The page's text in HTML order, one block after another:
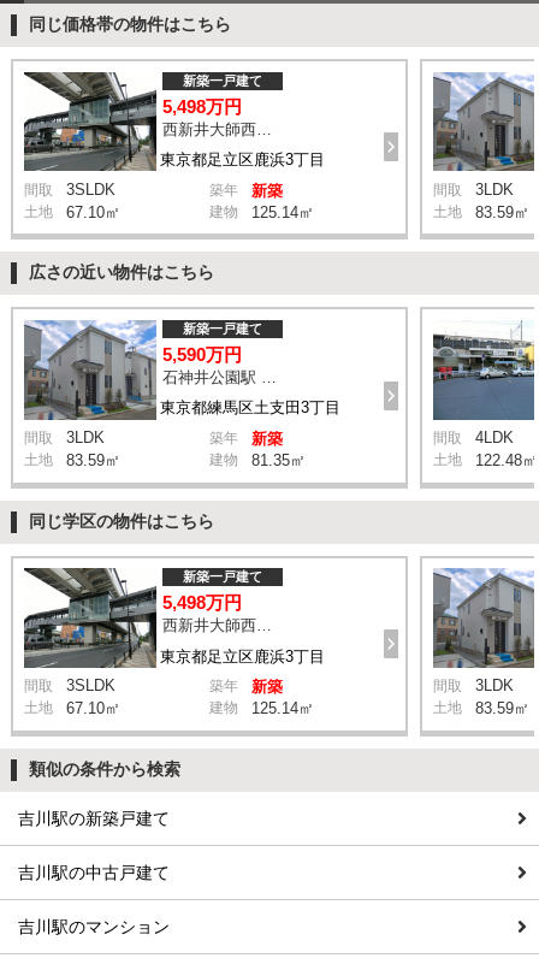
同じ価格帯の物件はこちら
東京都足立区鹿浜3丁目
新築一戸建て
5,498万円
間取 3SLDK 築年 新築
土地 67.10㎡ 建物 125.14㎡
間取 3LDK
土地 83.59㎡
広さの近い物件はこちら
東京都練馬区土支田3丁目
新築一戸建て
5,590万円
石神井公園駅 橋戸小学校 バス15分 停歩4分
間取 3LDK 築年 新築
土地 83.59㎡ 建物 81.35㎡
間取 4LDK
土地 122.48㎡
同じ学区の物件はこちら
東京都足立区鹿浜3丁目
新築一戸建て
5,498万円
西新井大師西駅 鹿浜三丁目交差点 バス14分 停歩4分
間取 3SLDK 築年 新築
土地 67.10㎡ 建物 125.14㎡
間取 3LDK
土地 83.59㎡
類似の条件から検索
吉川駅の新築戸建て
吉川駅の中古戸建て
吉川駅のマンション